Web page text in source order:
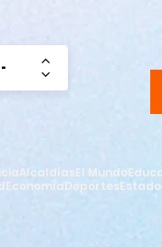
AlcaldíasEl Mundo
EconomíaDeportes